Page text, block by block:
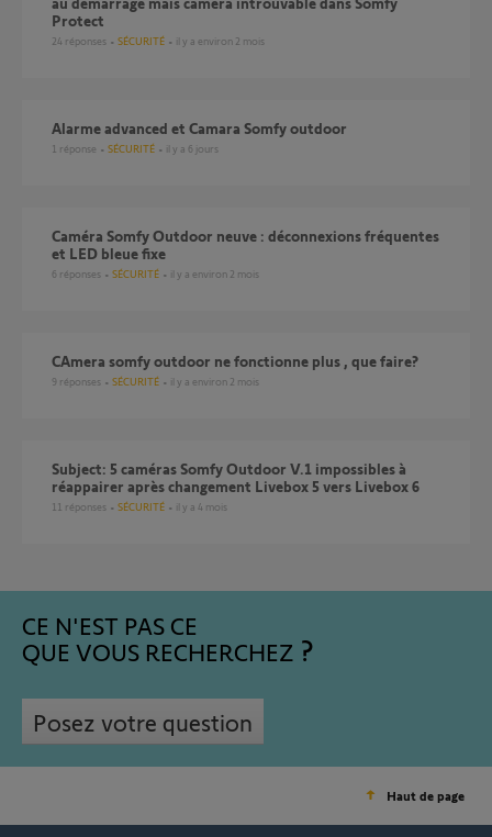
Protect
24 réponses SÉCURITÉ il y a environ 2 mois
Alarme advanced et Camara Somfy outdoor
1 réponse SÉCURITÉ il y a 6 jours
Caméra Somfy Outdoor neuve : déconnexions fréquentes
et LED bleue fixe
6 réponses SÉCURITÉ il y a environ 2 mois
CAmera somfy outdoor ne fonctionne plus , que faire?
9 réponses SÉCURITÉ il y a environ 2 mois
Subject: 5 caméras Somfy Outdoor V.1 impossibles à
réappairer après changement Livebox 5 vers Livebox 6
11 réponses SÉCURITÉ il y a 4 mois
CE N'EST PAS CE
QUE VOUS RECHERCHEZ
Posez votre question
Haut de page